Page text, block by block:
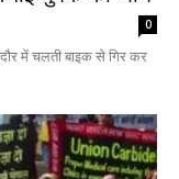
0
में चलती बाइक से गिर कर